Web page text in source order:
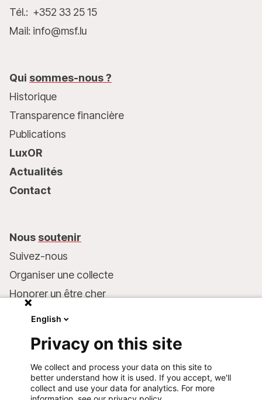
Tél.: +352 33 25 15
Mail: info@msf.lu
Qui sommes-nous ?
Historique
Transparence financière
Publications
LuxOR
Actualités
Contact
Nous soutenir
Suivez-nous
Organiser une collecte
Honorer un être cher
Faire un don
Coordonnées bancaires :
LU75 1111 0000 4848 0000
English
Privacy on this site
We collect and process your data on this site to
better understand how it is used. If you accept, we'll
collect and use your data for analytics. For more